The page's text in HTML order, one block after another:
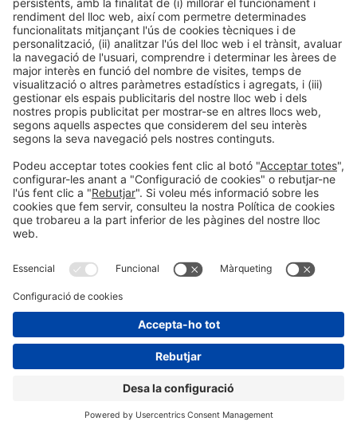
Restauració col·lectiva: el
gegant invisible de la
gastronomia
Dl 3 10:35h - 11:20h Forum Lab
LLegir més
Legislar el canvi: cap a
una restauració